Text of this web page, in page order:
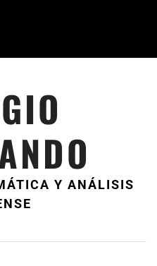
Y ANÁLISIS